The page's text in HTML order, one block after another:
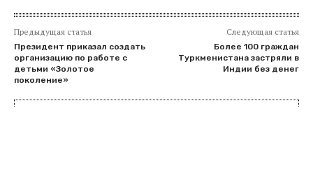
Предыдущая статья
Президент приказал создать
организацию по работе с
детьми «Золотое
поколение»
Следующая статья
Более 100 граждан
Туркменистана застряли в
Индии без денег